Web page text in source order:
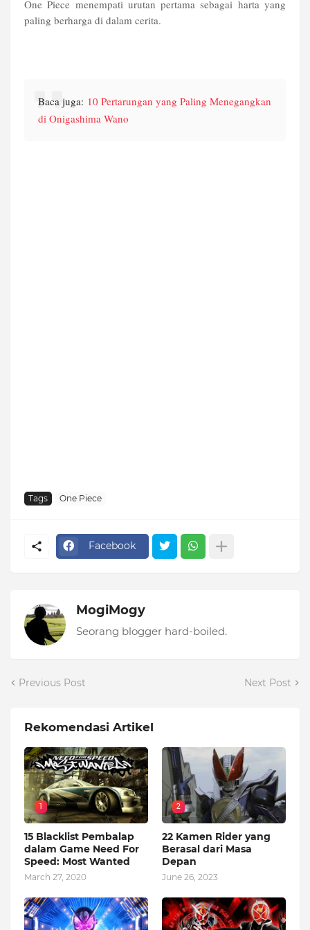
One Piece menempati urutan pertama sebagai harta yang
paling berharga di dalam cerita.
Baca juga: 10 Pertarungan yang Paling Menegangkan
di Onigashima Wano
Tags One Piece
Facebook
MogiMogy
Seorang blogger hard-boiled.
Previous Post Next Post
Rekomendasi Artikel
1
15 Blacklist Pembalap
dalam Game Need For
Speed: Most Wanted
March 27, 2020
2
22 Kamen Rider yang
Berasal dari Masa
Depan
June 26, 2023